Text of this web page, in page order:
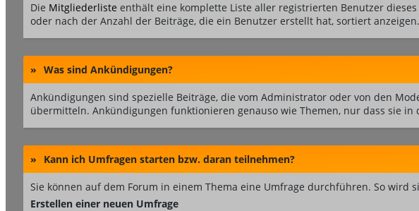
Die Mitgliederliste enthält eine komplette Liste aller registrierten Benutzer
oder nach der Anzahl der Beiträge, die ein Benutzer erstellt hat, sortiert anzeigen.
» Was sind Ankündigungen?
Ankündigungen sind spezielle Beiträge, die vom Administrator oder von den
übermitteln. Ankündigungen funktionieren genauso wie Themen, nur dass sie
» Kann ich Umfragen starten bzw. daran teilnehmen?
Sie können auf dem Forum in einem Thema eine Umfrage durchführen. So wird
Erstellen einer neuen Umfrage